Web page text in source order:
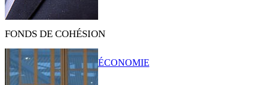
FONDS DE COHÉSION
ÉCONOMIE